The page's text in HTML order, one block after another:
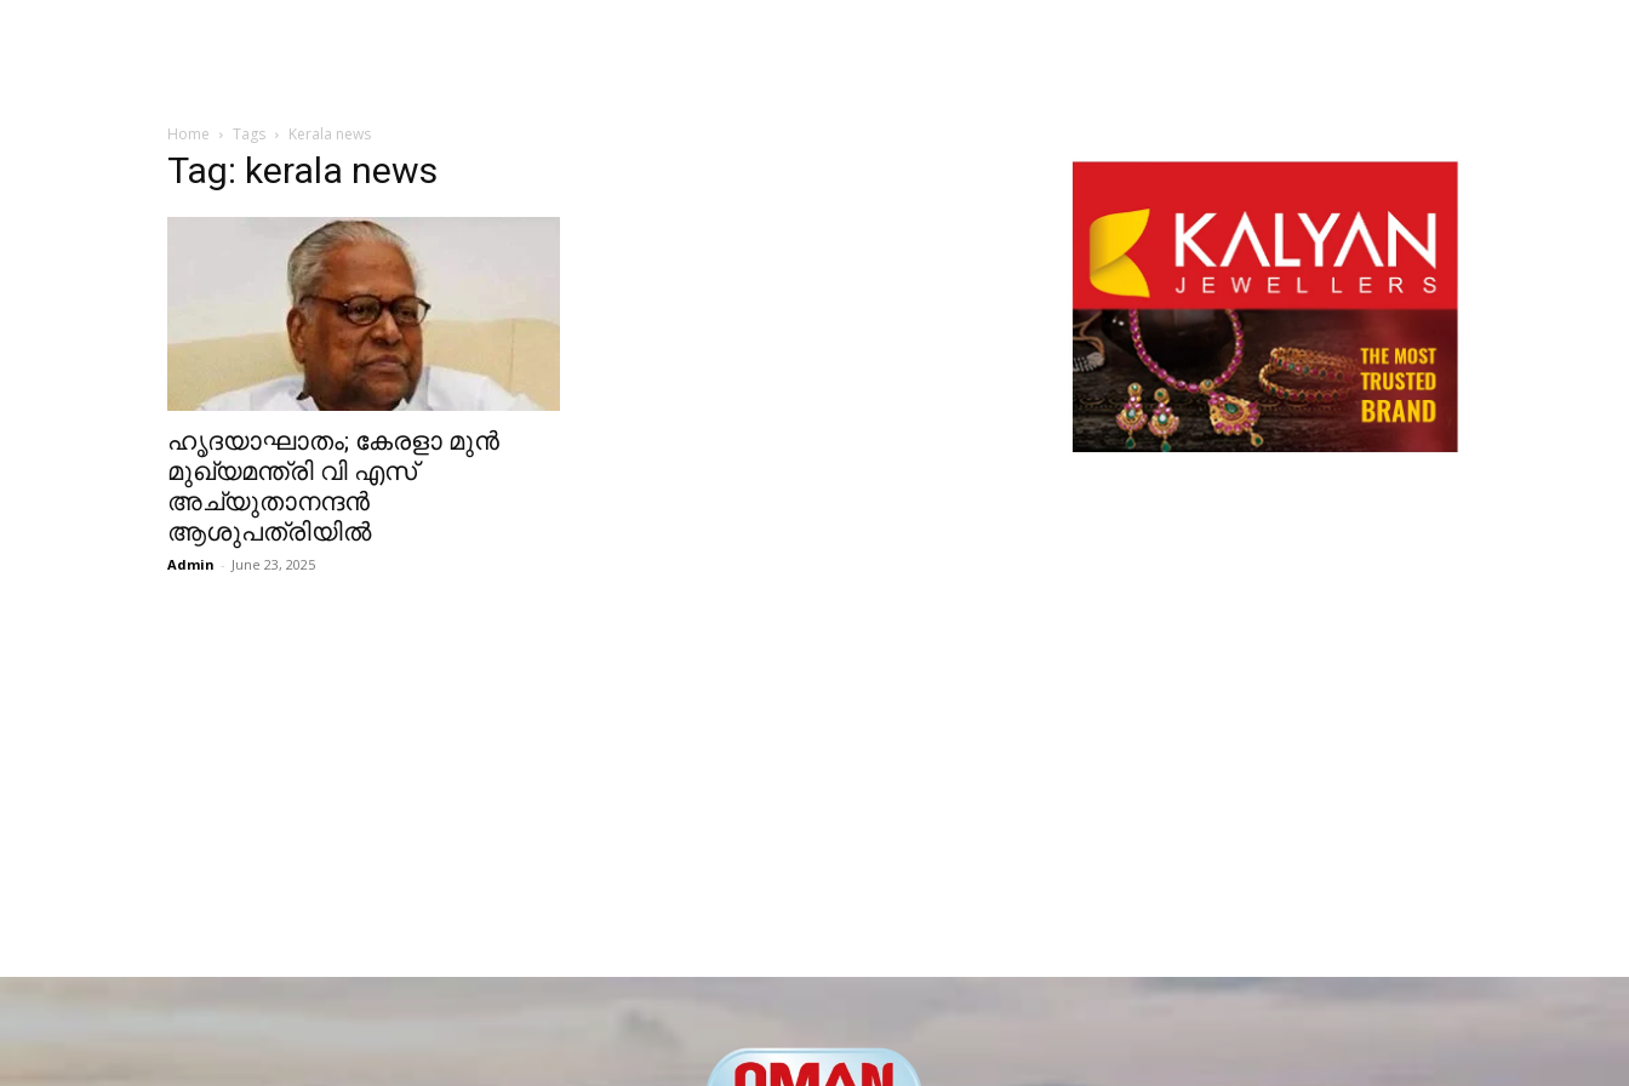
Home Tags Kerala news
Tag: kerala news
ഹൃദയാഘാതം; കേരളാ മുൻ
മുഖ്യമന്ത്രി വി എസ്
അച്യുതാനന്ദൻ
ആശുപത്രിയിൽ
Admin - June 23, 2025